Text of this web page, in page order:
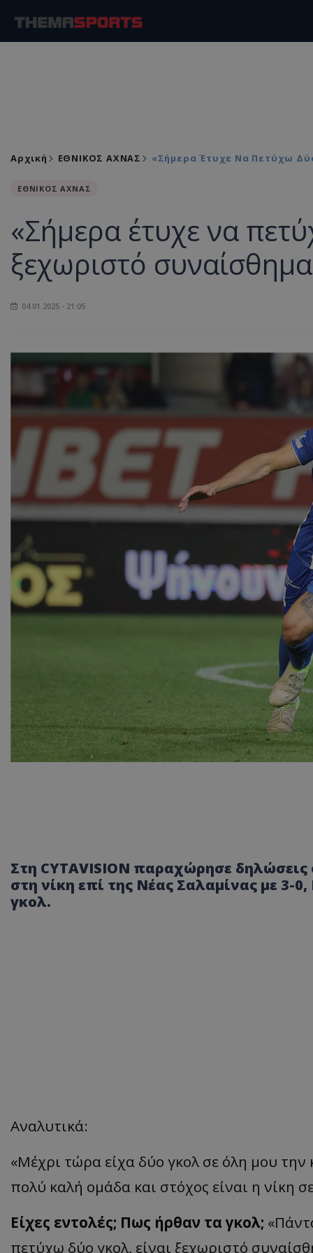
Αρχική ΕΘΝΙΚΟΣ ΑΧΝΑΣ «Σήμερα Έτυχε Να Πετύχω
ΕΘΝΙΚΟΣ ΑΧΝΑΣ
«Σήμερα έτυχε να
ξεχωριστό
04.01.2025 - 21:05
Στη CYTAVISION παραχώρησε
στη νίκη επί της Νέας Σαλαμίνας με 3-
γκολ.
Αναλυτικά:
«Μέχρι τώρα είχα δύο γκολ σε όλη μου
πολύ καλή ομάδα και στόχος είναι η νίκη
Είχες εντολές; Πως ήρθαν τα γκολ;
πετύχω δύο γκολ, είναι ξεχωριστό